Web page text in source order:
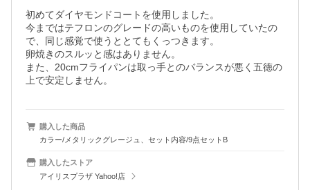
初めてダイヤモンドコートを使用しました。
今まではテフロンのグレードの高いものを使用していたの
で、同じ感覚で使うととてもくっつきます。
卵焼きのスルッと感はありません。
また、20cmフライパンは取っ手とのバランスが悪く五徳の
上で安定しません。
購入した商品
カラー/メタリックグレージュ、セット内容/9点セットB
購入したストア
アイリスプラザ Yahoo!店